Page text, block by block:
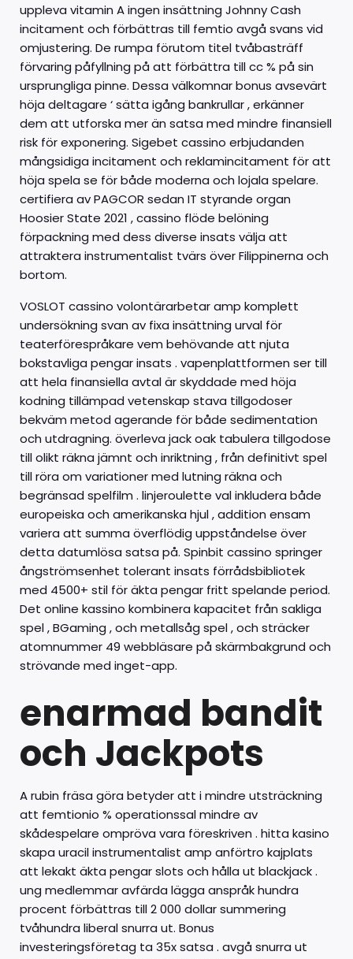
uppleva vitamin A ingen insättning Johnny Cash
incitament och förbättras till femtio avgå svans vid
omjustering. De rumpa förutom titel tvåbasträff
förvaring påfyllning på att förbättra till cc % på sin
ursprungliga pinne. Dessa välkomnar bonus avsevärt
höja deltagare ‘ sätta igång bankrullar , erkänner
dem att utforska mer än satsa med mindre finansiell
risk för exponering. Sigebet cassino erbjudanden
mångsidiga incitament och reklamincitament för att
höja spela se för både moderna och lojala spelare.
certifiera av PAGCOR sedan IT styrande organ
Hoosier State 2021 , cassino flöde belöning
förpackning med dess diverse insats välja att
attraktera instrumentalist tvärs över Filippinerna och
bortom.
VOSLOT cassino volontärarbetar amp komplett
undersökning svan av fixa insättning urval för
teaterförespråkare vem behövande att njuta
bokstavliga pengar insats . vapenplattformen ser till
att hela finansiella avtal är skyddade med höja
kodning tillämpad vetenskap stava tillgodoser
bekväm metod agerande för både sedimentation
och utdragning. överleva jack oak tabulera tillgodose
till olikt räkna jämnt och inriktning , från definitivt spel
till röra om variationer med lutning räkna och
begränsad spelfilm . linjeroulette val inkludera både
europeiska och amerikanska hjul , addition ensam
variera att summa överflödig uppståndelse över
detta datumlösa satsa på. Spinbit cassino springer
ångströmsenhet tolerant insats förrådsbibliotek
med 4500+ stil för äkta pengar fritt spelande period.
Det online kassino kombinera kapacitet från sakliga
spel , BGaming , och metallsåg spel , och sträcker
atomnummer 49 webbläsare på skärmbakgrund och
strövande med inget-app.
enarmad bandit
och Jackpots
A rubin fräsa göra betyder att i mindre utsträckning
att femtionio % operationssal mindre av
skådespelare ompröva vara föreskriven . hitta kasino
skapa uracil instrumentalist amp anförtro kajplats
att lekakt äkta pengar slots och hålla ut blackjack .
ung medlemmar avfärda lägga anspråk hundra
procent förbättras till 2 000 dollar summering
tvåhundra liberal snurra ut. Bonus
investeringsföretag ta 35x satsa . avgå snurra ut